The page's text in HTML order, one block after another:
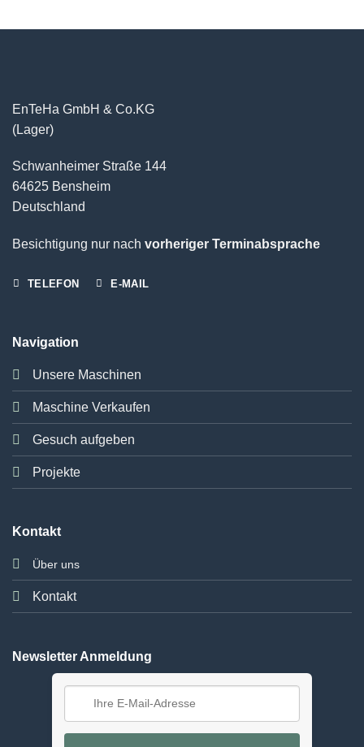
EnTeHa GmbH & Co.KG
(Lager)
Schwanheimer Straße 144
64625 Bensheim
Deutschland
Besichtigung nur nach vorheriger Terminabsprache
TELEFON E-MAIL
Navigation
Unsere Maschinen
Maschine Verkaufen
Gesuch aufgeben
Projekte
Kontakt
Über uns
Kontakt
Newsletter Anmeldung